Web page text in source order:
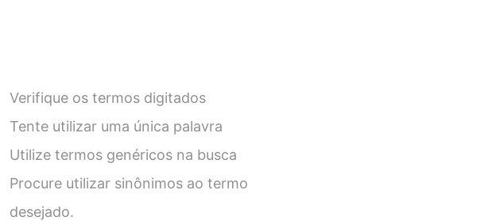
Verifique os termos digitados
Tente utilizar uma única palavra
Utilize termos genéricos na busca
Procure utilizar sinônimos ao termo
desejado.